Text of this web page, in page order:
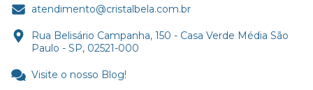
atendimento@cristalbela.com.br
Rua Belisário Campanha, 150 - Casa Verde Média São
Paulo - SP, 02521-000
Visite o nosso Blog!